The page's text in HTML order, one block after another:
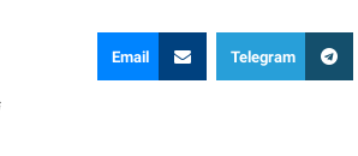
Telegram
Email